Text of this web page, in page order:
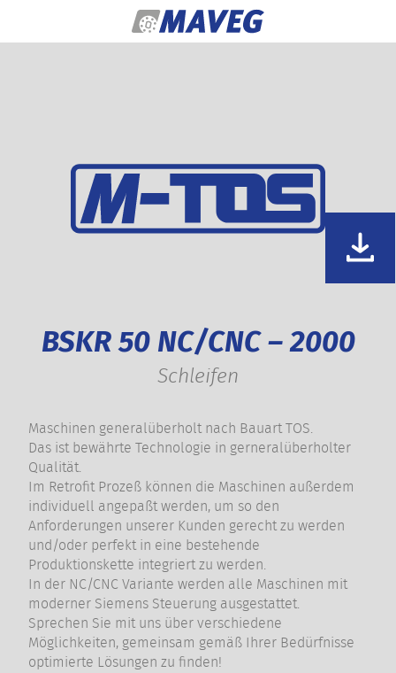
BSKR 50 NC/CNC – 2000
Schleifen
Maschinen generalüberholt nach Bauart TOS.
Das ist bewährte Technologie in gerneralüberholter
Qualität.
Im Retrofit Prozeß können die Maschinen außerdem
individuell angepaßt werden, um so den
Anforderungen unserer Kunden gerecht zu werden
und/oder perfekt in eine bestehende
Produktionskette integriert zu werden.
In der NC/CNC Variante werden alle Maschinen mit
moderner Siemens Steuerung ausgestattet.
Sprechen Sie mit uns über verschiedene
Möglichkeiten, gemeinsam gemäß Ihrer Bedürfnisse
optimierte Lösungen zu finden!